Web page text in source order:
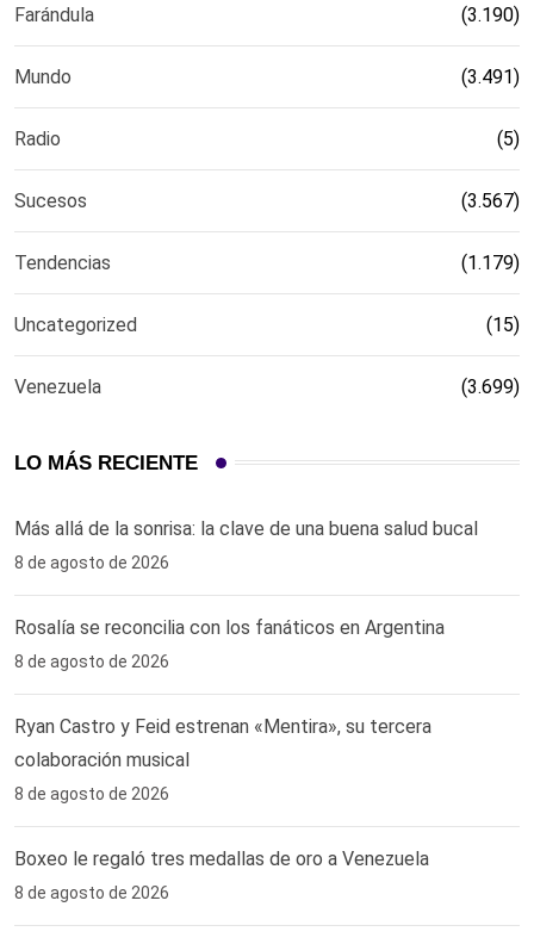
Farándula (3.190)
Mundo (3.491)
Radio (5)
Sucesos (3.567)
Tendencias (1.179)
Uncategorized (15)
Venezuela (3.699)
LO MÁS RECIENTE
Más allá de la sonrisa: la clave de una buena salud bucal
8 de agosto de 2026
Rosalía se reconcilia con los fanáticos en Argentina
8 de agosto de 2026
Ryan Castro y Feid estrenan «Mentira», su tercera
colaboración musical
8 de agosto de 2026
Boxeo le regaló tres medallas de oro a Venezuela
8 de agosto de 2026